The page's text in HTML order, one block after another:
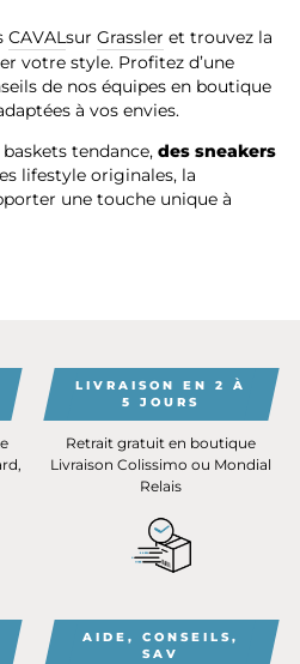
CAVALsur Grassler et trouvez la
votre style. Profitez d’une
de nos équipes en boutique
à vos envies.
tendance, des sneakers
lifestyle originales, la
une touche unique à
LIVRAISON EN 2 À
5 JOURS
Retrait gratuit en boutique
Livraison Colissimo ou Mondial
Relais
AIDE, CONSEILS,
SAV